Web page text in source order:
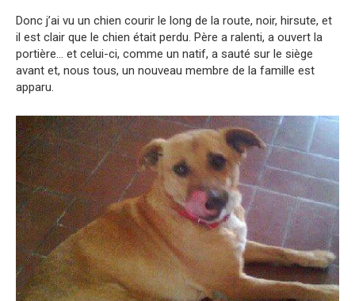
Donc j’ai vu un chien courir le long de la route, noir, hirsute, et
il est clair que le chien était perdu. Père a ralenti, a ouvert la
portière… et celui-ci, comme un natif, a sauté sur le siège
avant et, nous tous, un nouveau membre de la famille est
apparu.